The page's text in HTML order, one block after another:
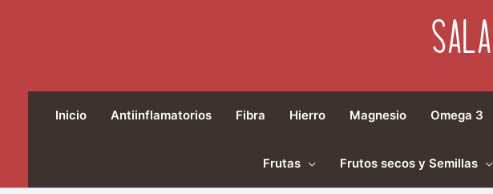
Inicio Antiinflamatorios Fibra Hierro Magnesio Omega 3
Frutas Frutos secos y Semillas